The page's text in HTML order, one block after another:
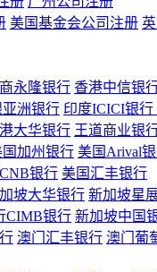
美国基金会公司注册
永隆银行 香港中信银
亚洲银行 印度ICICI银行
大华银行 王道商业银
国加州银行 美国Arival
银行 美国汇丰银行
坡大华银行 新加坡星
CIMB银行 新加坡中国
澳门汇丰银行 澳门葡